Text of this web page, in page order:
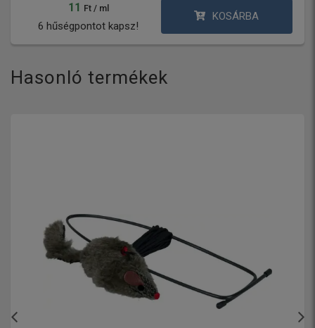
11 Ft / ml
6 hűségpontot kapsz!
KOSÁRBA
Hasonló termékek